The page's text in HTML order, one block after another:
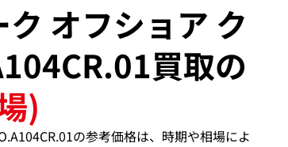
オフショア ク
買取の
)
の参考価格は、時期や相場によ